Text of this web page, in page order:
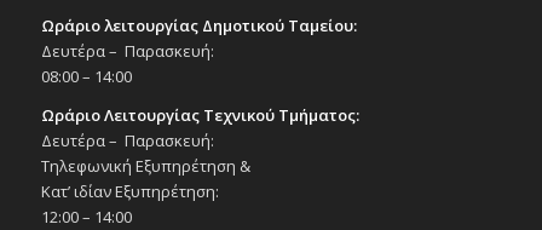
Ωράριο λειτουργίας Δημοτικού Ταμείου:
Δευτέρα – Παρασκευή:
08:00 – 14:00
Ωράριο Λειτουργίας Τεχνικού Τμήματος:
Δευτέρα – Παρασκευή:
Τηλεφωνική Εξυπηρέτηση &
Κατ’ ιδίαν Εξυπηρέτηση:
12:00 – 14:00